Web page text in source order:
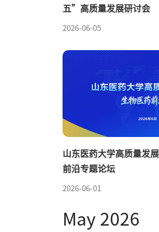
五”高质量发展研讨会
2026-06-05
山东医药大学高质量发
前沿专题论坛
2026-06-01
May 2026